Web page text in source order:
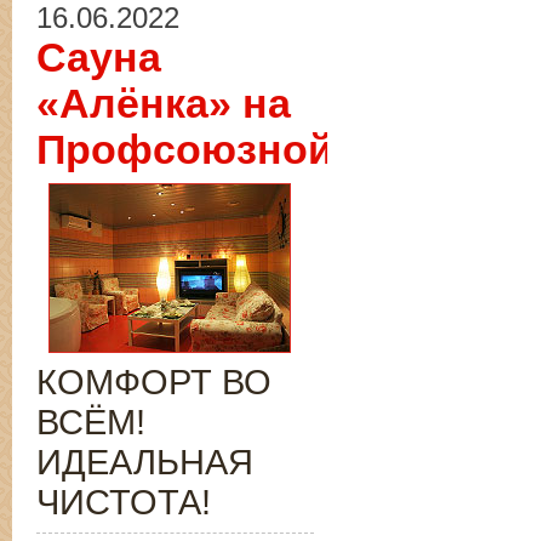
16.06.2022
Сауна
«Алёнка» на
Профсоюзной
КОМФОРТ ВО
ВСЁМ!
ИДЕАЛЬНАЯ
ЧИСТОТА!